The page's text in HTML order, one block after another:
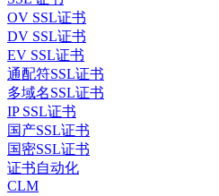
OV SSL证书
DV SSL证书
EV SSL证书
通配符SSL证书
多域名SSL证书
IP SSL证书
国产SSL证书
国密SSL证书
证书自动化
CLM